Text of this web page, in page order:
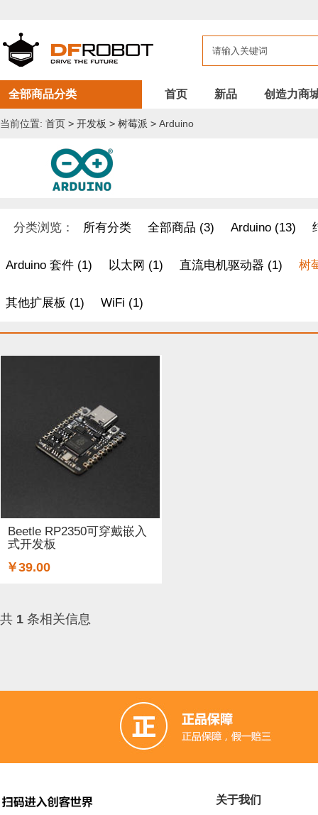
全部商品分类 首页 新品 创造力商
当前位置: 首页 > 开发板 > 树莓派 > Arduino
分类浏览： 所有分类 全部商品 (3) Arduino (13)
Arduino 套件 (1) 以太网 (1) 直流电机驱动器 (1) 树
其他扩展板 (1) WiFi (1)
Beetle RP2350可穿戴嵌入
式开发板
￥39.00
共 1 条相关信息
关于我们